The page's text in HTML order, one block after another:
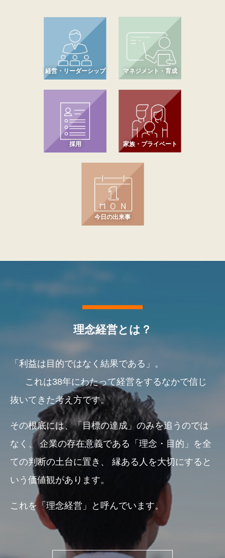
経営・リーダーシップ マネジメント・育成
採用 家族・プライベート
今日の出来事
理念経営とは？
「利益は目的ではなく結果である」。
これは38年にわたって経営をするなかで信じ
抜いてきた考え方です。
その根底には、「目標の達成」のみを追うのでは
なく、企業の存在意義である「理念・目的」を全
ての判断の土台に置き、
縁ある人を大切にすると
いう価値観があります。
これを「理念経営」と呼んでいます。